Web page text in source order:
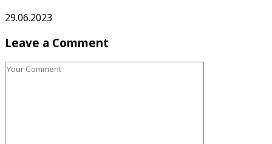
29.06.2023
Leave a Comment